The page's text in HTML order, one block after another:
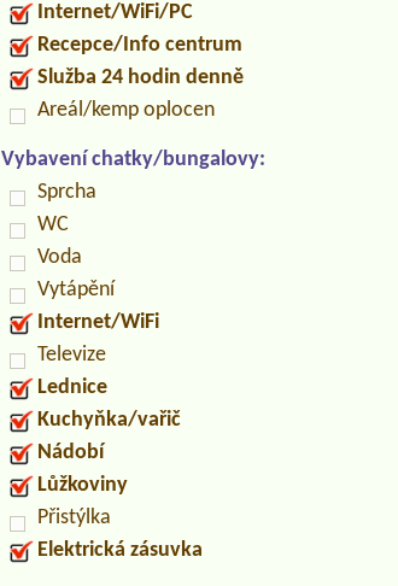
Internet/WiFi/PC
Recepce/Info centrum
Služba 24 hodin denně
Areál/kemp oplocen
Vybavení chatky/bungalovy:
Sprcha
WC
Voda
Vytápění
Internet/WiFi
Televize
Lednice
Kuchyňka/vařič
Nádobí
Lůžkoviny
Přistýlka
Elektrická zásuvka